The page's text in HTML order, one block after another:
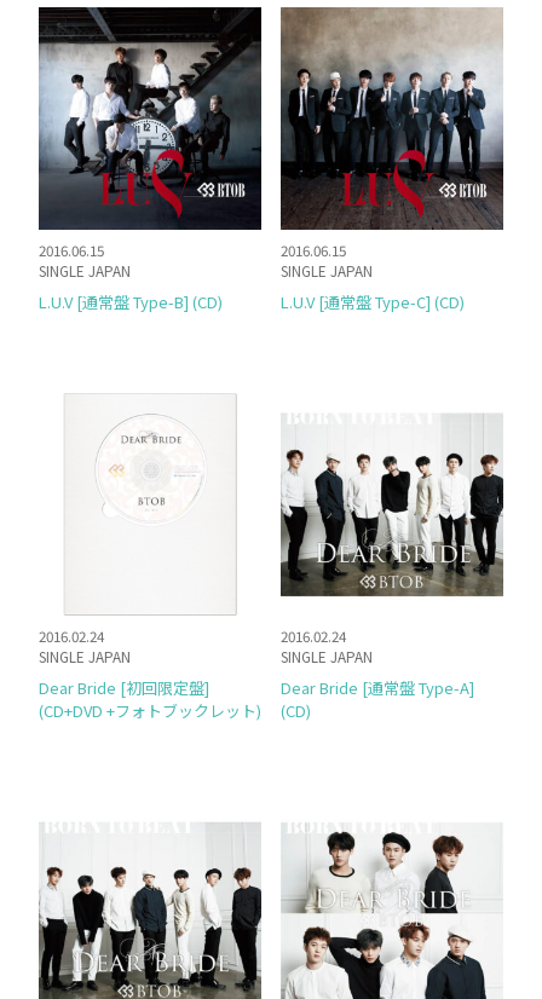
2016.06.15
SINGLE JAPAN
L.U.V [通常盤 Type-B] (CD)
2016.06.15
SINGLE JAPAN
L.U.V [通常盤 Type-C] (CD)
2016.02.24
SINGLE JAPAN
Dear Bride [初回限定盤]
(CD+DVD +フォトブックレット)
2016.02.24
SINGLE JAPAN
Dear Bride [通常盤 Type-A]
(CD)